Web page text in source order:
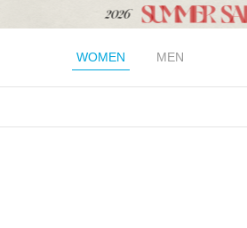
WOMEN MEN